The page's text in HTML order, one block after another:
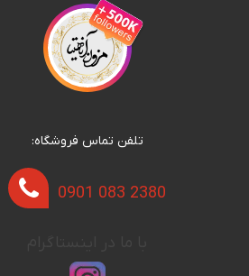
تلفن تماس فروشگاه:
0901 083 2380